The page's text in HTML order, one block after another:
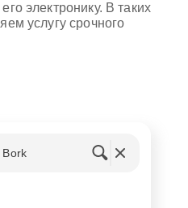
электронику. В таких
услугу срочного